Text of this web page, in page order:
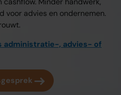
voor advies en ondernemen.
administratie-, advies- of